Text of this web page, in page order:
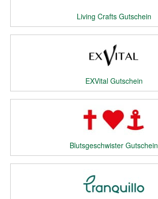
Living Crafts Gutschein
EXVital Gutschein
Blutsgeschwister Gutschein